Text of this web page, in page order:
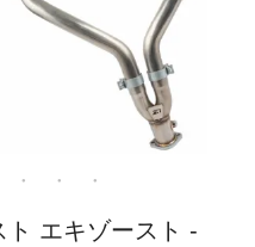
エキゾースト -